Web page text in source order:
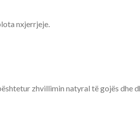
nxjerrjeje.
zhvillimin natyral të gojës dhe